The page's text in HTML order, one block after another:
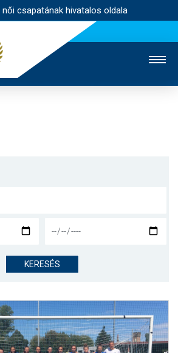
csapatának hivatalos oldala
NYITÓLAP
CSAPAT
JELENTKEZÉS
KLUB
KERESÉS